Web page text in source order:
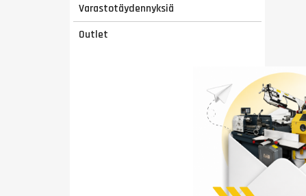
Varastotäydennyksiä
Outlet